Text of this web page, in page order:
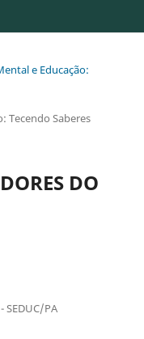
e Educação:
Tecendo Saberes
DO
SEDUC/PA